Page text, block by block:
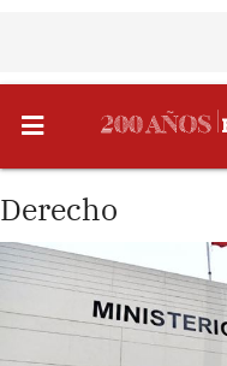
Derecho